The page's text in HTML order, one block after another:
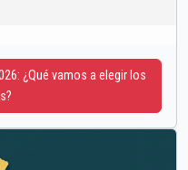
¿Qué vamos a elegir los